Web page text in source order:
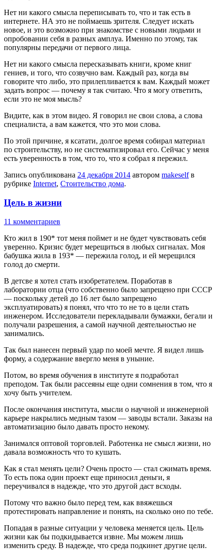
Нет ни какого смысла переписывать то, что и так есть в
интернете. НА это не поймаешь зрителя. Следует искать
новое, и это возможно при знакомстве с новыми людьми и
опробовании себя в разных амплуа. Именно по этому, так
популярны передачи от первого лица.
Нет ни какого смысла пересказывать книги, кроме книг
гениев, и того, что созвучно вам. Каждый раз, когда вы
говорите что либо, это прилепливается к вам. Каждый может
задать вопрос — почему я так считаю. Что я могу ответить,
если это не моя мысль?
Видите, как в этом видео. Я говорил не свои слова, а слова
специалиста, а вам кажется, что это мои слова.
По этой причине, я ксатати, долгое время собирал материал
по строительству, но не систематизировал его. Сейчас у меня
есть уверенность в том, что то, что я собрал я пережил.
Запись опубликована 24 декабря 2014 автором makeselfв
рубрике Internet, Стоительство дома.
Цель в жизни
11 комментариев
Кто жил в 190* тот меня поймет и не будет чувствовать себя
уверенно. Кризис будет мерещиться в любых сигналах. Моя
бабушка жила в 193* — пережила голод, и ей мерещился
голод до смерти.
В детсве я хотел стать изобретателем. Поработав в
лаборатории отца (что собственно было запрещено при СССР
— поскольку детей до 16 лет было запрещено
эксплуатировать) я понял, что что то не то в цели стать
инженером. Исследователи перекладывали бумажки, бегали и
получали разрешения, а самой научной деятельностью не
занимались.
Так был нанесен первый удар по моей мечте. Я видел лишь
форму, а содержание ввергло меня в уныние.
Потом, во время обучения в институте я подработал
преподом. Так были рассеяны еще одни сомнения в том, что я
хочу быть учителем.
После окончания института, мысли о научной и инженерной
карьере накрылись медным тазом — заводы встали. Заказы на
автоматизацию было давать просто некому.
Занимался оптовой торговлей. Работенка не смысл жизни, но
давала возможность что то кушать.
Как я стал менять цели? Очень просто — стал сжимать время.
То есть пока один проект еще приносил деньги, я
переучивался в надежде, что это другой даст всходы.
Потому что важно было перед тем, как ввяжешься
протестировать направление и понять, на сколько оно по тебе.
Попадая в разные ситуации у человека меняется цель. Цель
жизни как бы подкидывается извне. Мы можем лишь
изменить среду. В надежде, что среда подкинет другие цели.